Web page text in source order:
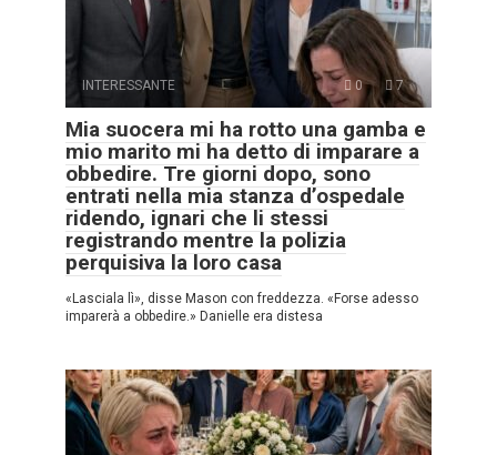
INTERESSANTE 0 7
Mia suocera mi ha rotto una gamba e
mio marito mi ha detto di imparare a
obbedire. Tre giorni dopo, sono
entrati nella mia stanza d’ospedale
ridendo, ignari che li stessi
registrando mentre la polizia
perquisiva la loro casa
«Lasciala lì», disse Mason con freddezza. «Forse adesso
imparerà a obbedire.» Danielle era distesa